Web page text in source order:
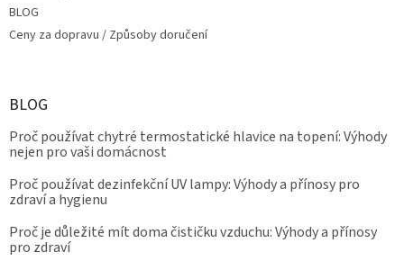
BLOG
Ceny za dopravu / Způsoby doručení
BLOG
Proč používat chytré termostatické hlavice na topení: Výhody
nejen pro vaši domácnost
Proč používat dezinfekční UV lampy: Výhody a přínosy pro
zdraví a hygienu
Proč je důležité mít doma čističku vzduchu: Výhody a přínosy
pro zdraví